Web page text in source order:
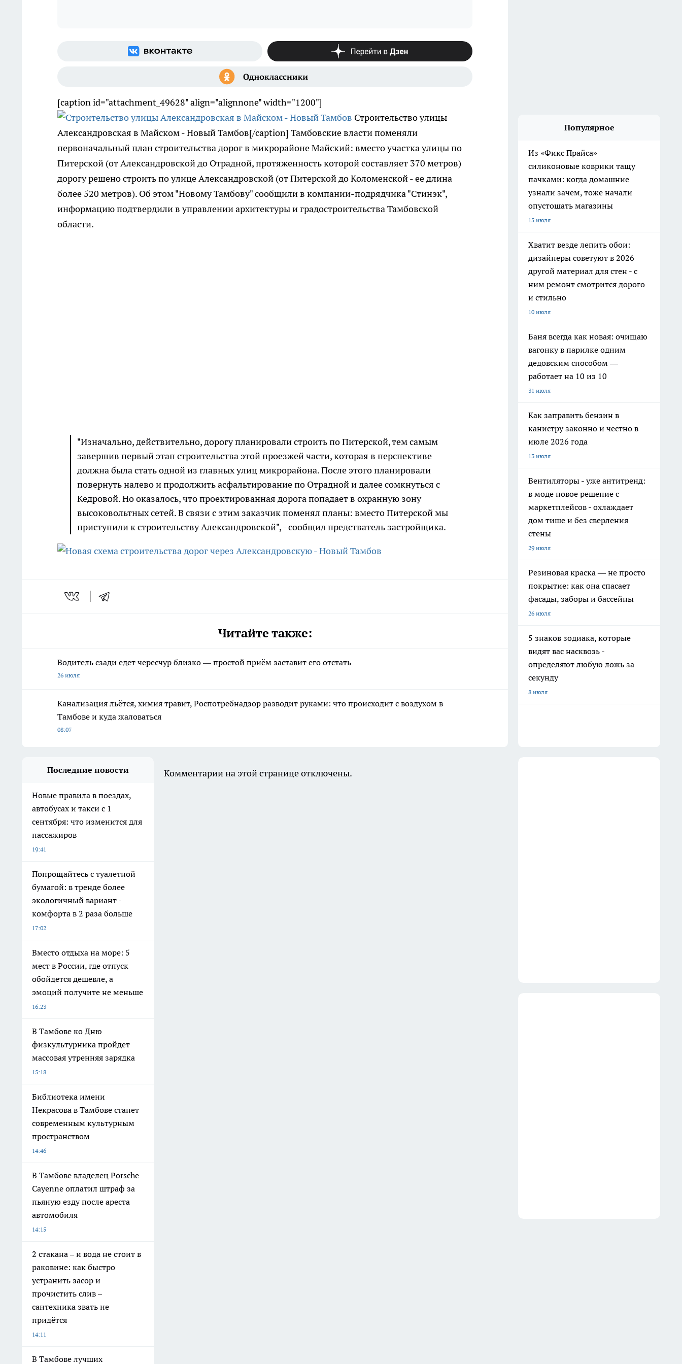
[caption id="attachment_49628" align="alignnone" width="1200"]
Строительство улицы
Александровская в Майском - Новый Тамбов[/caption] Тамбовские власти поменяли
первоначальный план строительства дорог в микрорайоне Майский: вместо участка улицы по
Питерской (от Александровской до Отрадной, протяженность которой составляет 370 метров)
дорогу решено строить по улице Александровской (от Питерской до Коломенской - ее длина
более 520 метров). Об этом "Новому Тамбову" сообщили в компании-подрядчика "Стинэк",
информацию подтвердили в управлении архитектуры и градостроительства Тамбовской
области.
"Изначально, действительно, дорогу планировали строить по Питерской, тем самым
завершив первый этап строительства этой проезжей части, которая в перспективе
должна была стать одной из главных улиц микрорайона. После этого планировали
повернуть налево и продолжить асфальтирование по Отрадной и далее сомкнуться с
Кедровой. Но оказалось, что проектированная дорога попадает в охранную зону
высоковольтных сетей. В связи с этим заказчик поменял планы: вместо Питерской мы
приступили к строительству Александровской", - сообщил предстватель застройщика.
Читайте также:
Водитель сзади едет чересчур близко — простой приём заставит его отстать
26 июля
Канализация льётся, химия травит, Роспотребнадзор разводит руками: что происходит с воздухом в
Тамбове и куда жаловаться
08:07
Популярное
Из «Фикс Прайса»
силиконовые коврики тащу
пачками: когда домашние
узнали зачем, тоже начали
опустошать магазины
15 июля
Хватит везде лепить обои:
дизайнеры советуют в 2026
другой материал для стен - с
ним ремонт смотрится дорого
и стильно
10 июля
Баня всегда как новая: очищаю
вагонку в парилке одним
дедовским способом —
работает на 10 из 10
31 июля
Как заправить бензин в
канистру законно и честно в
июле 2026 года
13 июля
Вентиляторы - уже антитренд:
в моде новое решение с
маркетплейсов - охлаждает
дом тише и без сверления
стены
29 июля
Резиновая краска — не просто
покрытие: как она спасает
фасады, заборы и бассейны
26 июля
5 знаков зодиака, которые
видят вас насквозь -
определяют любую ложь за
секунду
8 июля
Последние новости
Новые правила в поездах,
автобусах и такси с 1
сентября: что изменится для
пассажиров
19:41
Попрощайтесь с туалетной
бумагой: в тренде более
экологичный вариант -
комфорта в 2 раза больше
17:02
Вместо отдыха на море: 5
мест в России, где отпуск
обойдется дешевле, а
эмоций получите не меньше
16:23
В Тамбове ко Дню
физкультурника пройдет
массовая утренняя зарядка
15:18
Библиотека имени
Некрасова в Тамбове станет
современным культурным
пространством
14:46
В Тамбове владелец Porsche
Cayenne оплатил штраф за
пьяную езду после ареста
автомобиля
14:15
2 стакана – и вода не стоит в
раковине: как быстро
устранить засор и
прочистить слив –
сантехника звать не
придётся
14:11
В Тамбове лучших
Комментарии на этой странице отключены.